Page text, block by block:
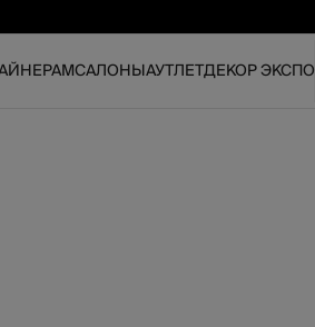
САЛОНЫАУТЛЕТДЕКОР ЭКСПО